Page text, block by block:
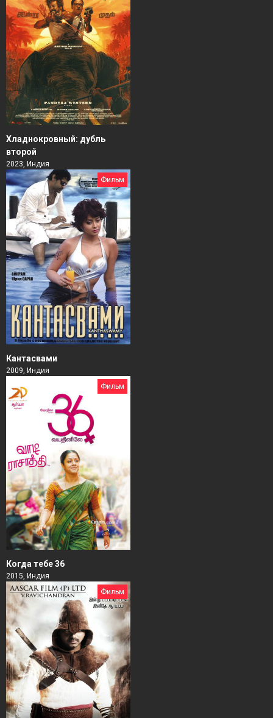
Хладнокровный: дубль
второй
2023, Индия
Фильм
Кантасвами
2009, Индия
Фильм
Когда тебе 36
2015, Индия
Фильм